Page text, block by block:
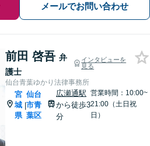
メールでお問い合わせ
前田 啓吾 弁
護士
インタビューを
見る
仙台青葉ゆかり法律事務所
宮
城
県
|
仙台
市青
葉区
広瀬通駅
から徒歩3
分
営業時間：10:00~
21:00（土日祝
日）